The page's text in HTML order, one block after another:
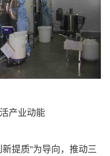
产业动能
提质”为导向，推动三